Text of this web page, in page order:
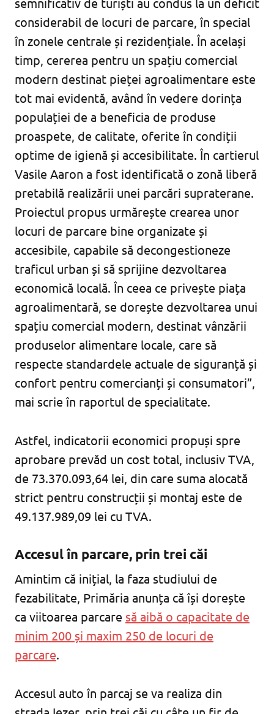
considerabil de locuri de parcare, în special
în zonele centrale și rezidențiale. În același
timp, cererea pentru un spațiu comercial
modern destinat pieței agroalimentare este
tot mai evidentă, având în vedere dorința
populației de a beneficia de produse
proaspete, de calitate, oferite în condiții
optime de igienă și accesibilitate. În cartierul
Vasile Aaron a fost identificată o zonă liberă
pretabilă realizării unei parcări supraterane.
Proiectul propus urmărește crearea unor
locuri de parcare bine organizate și
accesibile, capabile să decongestioneze
traficul urban și să sprijine dezvoltarea
economică locală. În ceea ce privește piața
agroalimentară, se dorește dezvoltarea unui
spațiu comercial modern, destinat vânzării
produselor alimentare locale, care să
respecte standardele actuale de siguranță și
confort pentru comercianți și consumatori”,
mai scrie în raportul de specialitate.
Astfel, indicatorii economici propuși spre
aprobare prevăd un cost total, inclusiv TVA,
de 73.370.093,64 lei, din care suma alocată
strict pentru construcții și montaj este de
49.137.989,09 lei cu TVA.
Accesul în parcare, prin trei căi
Amintim că inițial, la faza studiului de
fezabilitate, Primăria anunța că își dorește
ca viitoarea parcare să aibă o capacitate de
minim 200 și maxim 250 de locuri de
parcare.
Accesul auto în parcaj se va realiza din